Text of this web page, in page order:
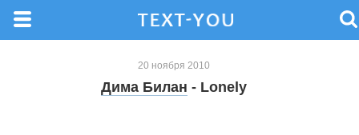
20 ноября 2010
Дима Билан - Lonely